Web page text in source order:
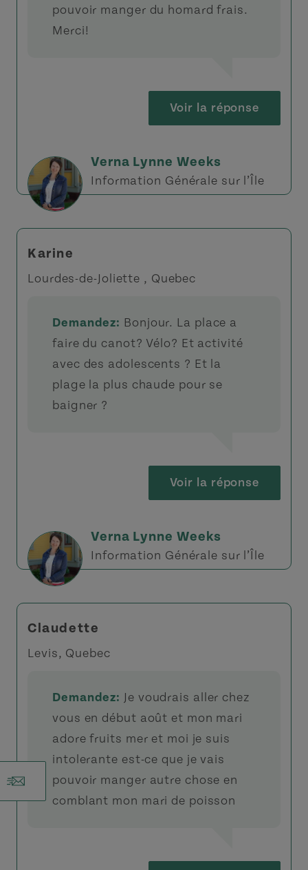
pouvoir manger du homard frais.
Merci!
Voir la réponse
Verna Lynne Weeks
Information Générale sur l’Île
Karine
Lourdes-de-Joliette , Quebec
Demandez: Bonjour. La place a
faire du canot? Vélo? Et activité
avec des adolescents ? Et la
plage la plus chaude pour se
baigner ?
Voir la réponse
Verna Lynne Weeks
Information Générale sur l’Île
Claudette
Levis, Quebec
Demandez: Je voudrais aller chez
vous en début août et mon mari
adore fruits mer et moi je suis
intolerante est-ce que je vais
pouvoir manger autre chose en
comblant mon mari de poisson